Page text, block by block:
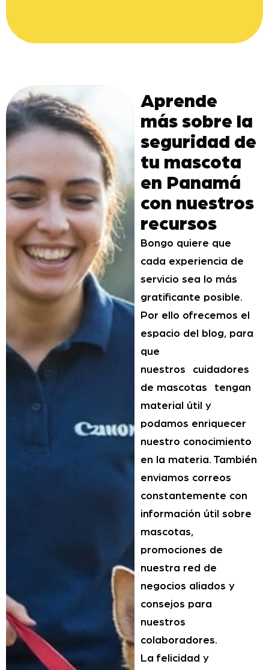
Aprende
más sobre la
seguridad de
tu mascota
en Panamá
con nuestros
recursos
Bongo quiere que
cada experiencia de
servicio sea lo más
gratificante posible.
Por ello ofrecemos el
espacio del blog, para
que
nuestros cuidadores
de mascotas tengan
material útil y
podamos enriquecer
nuestro conocimiento
en la materia. También
enviamos correos
constantemente con
información útil sobre
mascotas,
promociones de
nuestra red de
negocios aliados y
consejos para
nuestros
colaboradores.
La felicidad y